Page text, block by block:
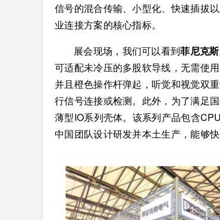
信号的混合传输、小型化、快速插拔
业连接方案的核心指标。
展会现场，我们可以看到菲尼克斯
可适配未冷压的多股软导线，无需使
并且橙色操作杆弹起，听觉和视觉双
行信号连接或检测。此外，为了满足
薄型IO系列壳体。该系列产品包含
中国团队设计研发并本土生产，能够